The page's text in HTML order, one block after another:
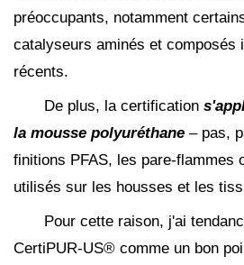
préoccupants, notamment
catalyseurs aminés et composés
récents.
De plus, la certification
la mousse polyuréthane – pas,
finitions PFAS, les pare-flammes
utilisés sur les housses et les
Pour cette raison, j'ai
CertiPUR-US® comme un bon